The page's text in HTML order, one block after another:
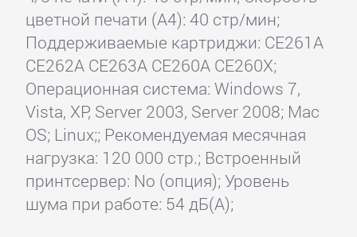
цветной печати (А4): 40 стр/мин;
Поддерживаемые картриджи: CE261A
CE262A CE263A CE260A CE260X;
Операционная система: Windows 7,
Vista, XP, Server 2003, Server 2008; Mac
OS; Linux;; Рекомендуемая месячная
нагрузка: 120 000 стр.; Встроенный
принтсервер: No (опция); Уровень
шума при работе: 54 дБ(А);